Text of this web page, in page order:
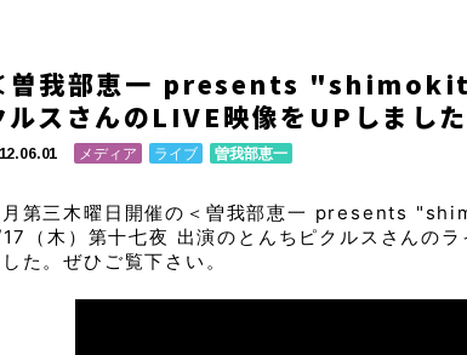
曽我部恵一 presents
ルスさんのLIVE映像をUPしました
メディア ライブ 曽我部恵一
第三木曜日開催の＜曽我部恵一 presents
（木）第十七夜 出演のとんちピクルスさんの
た。ぜひご覧下さい。